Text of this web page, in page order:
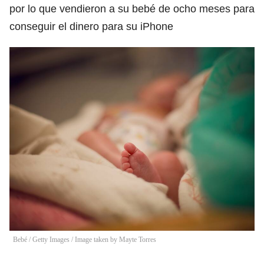
por lo que vendieron a su bebé de ocho meses para
conseguir el dinero para su iPhone
Bebé / Getty Images / Image taken by Mayte Torres